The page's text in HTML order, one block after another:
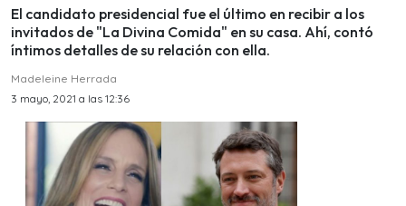
El candidato presidencial fue el último en recibir a los
invitados de "La Divina Comida" en su casa. Ahí, contó
íntimos detalles de su relación con ella.
Madeleine Herrada
3 mayo, 2021 a las 12:36